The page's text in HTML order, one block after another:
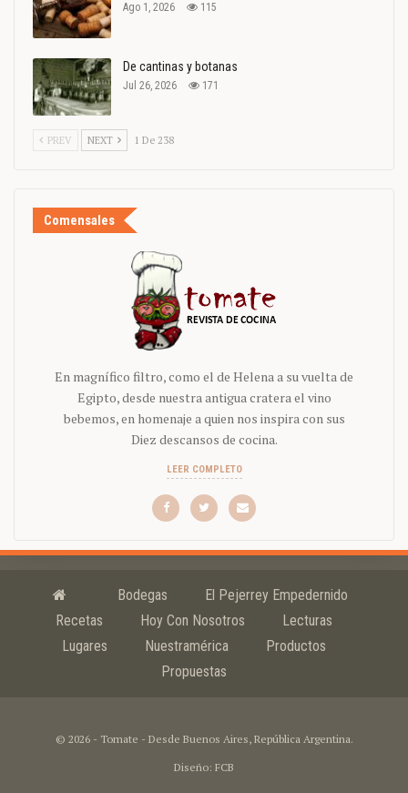
Ago 1, 2026 115
De cantinas y botanas
Jul 26, 2026 171
PREV NEXT 1 De 238
Comensales
En magnífico filtro, como el de Helena a su vuelta de
Egipto, desde nuestra antigua cratera el vino
bebemos, en homenaje a quien nos inspira con sus
Diez descansos de cocina.
LEER COMPLETO
Bodegas
El Pejerrey Empedernido
Recetas
Hoy Con Nosotros
Lecturas
Lugares
Nuestramérica
Productos
Propuestas
© 2026 - Tomate - Desde Buenos Aires, República Argentina.
Diseño: FCB